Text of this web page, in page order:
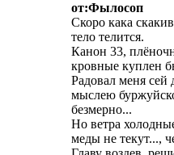
от:Фылосоп
Скоро кака
тело телится.
Канон 33,
кровные куплен
Радовал меня сей
мыслею
безмерно...
Но ветра
меды не текут...,